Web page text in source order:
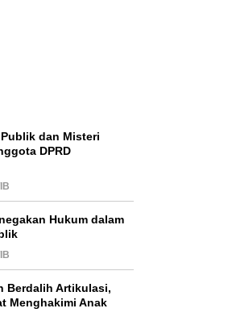
dan Misteri
DPRD
Hukum dalam
Berdalih Artikulasi,
Menghakimi Anak